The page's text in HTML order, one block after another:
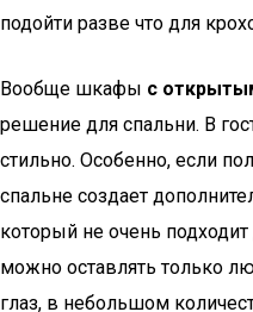
подойти разве что для
Вообще шкафы с
решение для спальни. В
стильно. Особенно, если
спальне создает
который не очень
можно оставлять только
глаз, в небольшом